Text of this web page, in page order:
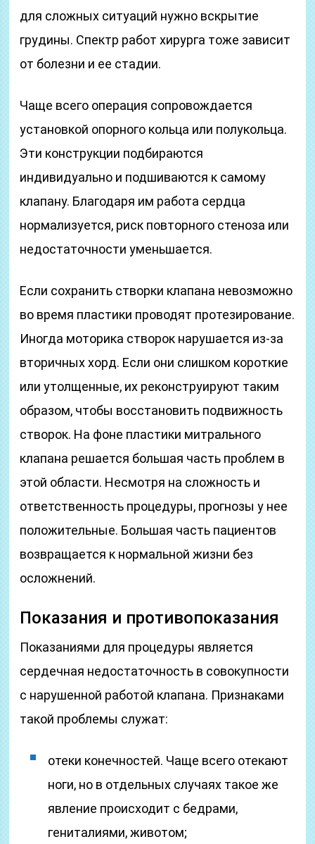
для сложных ситуаций нужно вскрытие
грудины. Спектр работ хирурга тоже зависит
от болезни и ее стадии.
Чаще всего операция сопровождается
установкой опорного кольца или полукольца.
Эти конструкции подбираются
индивидуально и подшиваются к самому
клапану. Благодаря им работа сердца
нормализуется, риск повторного стеноза или
недостаточности уменьшается.
Если сохранить створки клапана невозможно
во время пластики проводят протезирование.
Иногда моторика створок нарушается из-за
вторичных хорд. Если они слишком короткие
или утолщенные, их реконструируют таким
образом, чтобы восстановить подвижность
створок. На фоне пластики митрального
клапана решается большая часть проблем в
этой области. Несмотря на сложность и
ответственность процедуры, прогнозы у нее
положительные. Большая часть пациентов
возвращается к нормальной жизни без
осложнений.
Показания и противопоказания
Показаниями для процедуры является
сердечная недостаточность в совокупности
с нарушенной работой клапана. Признаками
такой проблемы служат:
отеки конечностей. Чаще всего отекают
ноги, но в отдельных случаях такое же
явление происходит с бедрами,
гениталиями, животом;